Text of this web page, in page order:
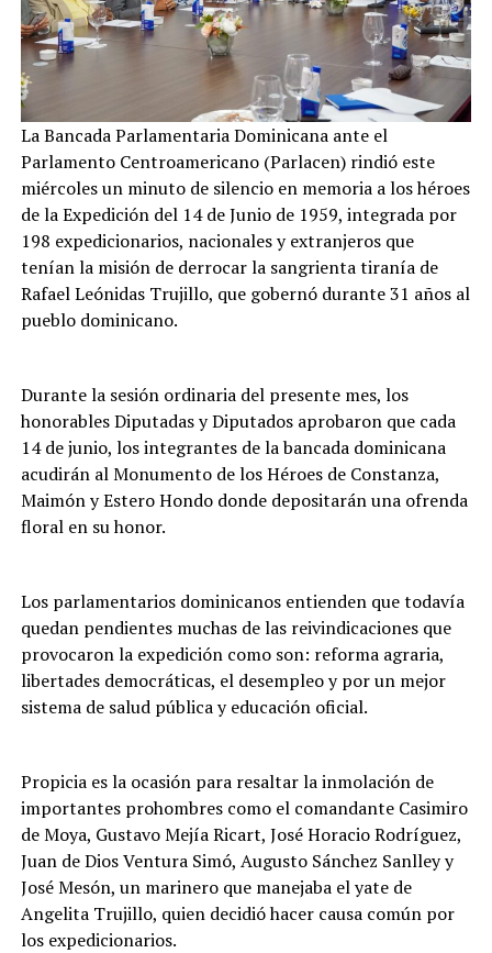
La Bancada Parlamentaria Dominicana ante el
Parlamento Centroamericano (Parlacen) rindió este
miércoles un minuto de silencio en memoria a los héroes
de la Expedición del 14 de Junio de 1959, integrada por
198 expedicionarios, nacionales y extranjeros que
tenían la misión de derrocar la sangrienta tiranía de
Rafael Leónidas Trujillo, que gobernó durante 31 años al
pueblo dominicano.
Durante la sesión ordinaria del presente mes, los
honorables Diputadas y Diputados aprobaron que cada
14 de junio, los integrantes de la bancada dominicana
acudirán al Monumento de los Héroes de Constanza,
Maimón y Estero Hondo donde depositarán una ofrenda
floral en su honor.
Los parlamentarios dominicanos entienden que todavía
quedan pendientes muchas de las reivindicaciones que
provocaron la expedición como son: reforma agraria,
libertades democráticas, el desempleo y por un mejor
sistema de salud pública y educación oficial.
Propicia es la ocasión para resaltar la inmolación de
importantes prohombres como el comandante Casimiro
de Moya, Gustavo Mejía Ricart, José Horacio Rodríguez,
Juan de Dios Ventura Simó, Augusto Sánchez Sanlley y
José Mesón, un marinero que manejaba el yate de
Angelita Trujillo, quien decidió hacer causa común por
los expedicionarios.